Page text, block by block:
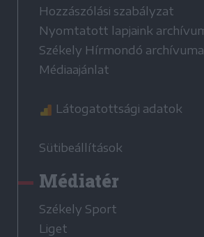
Hozzászólási szabályzat
Nyomtatott lapjaink
Székely Hírmondó archívuma
Médiaajánlat
Látogatottsági adatok
Sütibeállítások
Médiatér
Székely Sport
Liget